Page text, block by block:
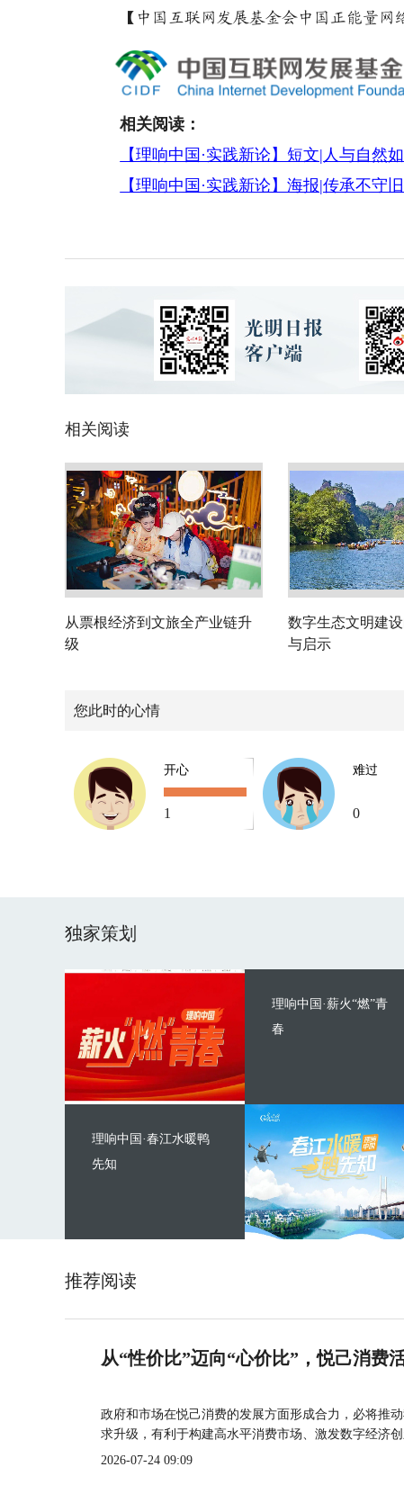
【中国互联网发展基金会中国正能量网
相关阅读：
【理响中国·实践新论】短文|人与自然
【理响中国·实践新论】海报|传承不守
相关阅读
从票根经济到文旅全产业链升
级
数字生态文明建
与启示
您此时的心情
开心
1
难过
0
独家策划
理响中国·薪火“燃”青
春
理响中国·春江水暖鸭
先知
推荐阅读
从“性价比”迈向“心价比”，悦己消费
政府和市场在悦己消费的发展方面形成合力，必将推
求升级，有利于构建高水平消费市场、激发数字经济创
2026-07-24 09:09